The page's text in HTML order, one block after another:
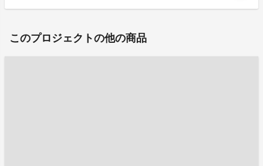
このプロジェクトの他の商品